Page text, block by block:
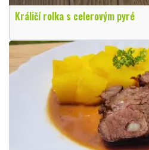
Králičí rolka s celerovým pyré